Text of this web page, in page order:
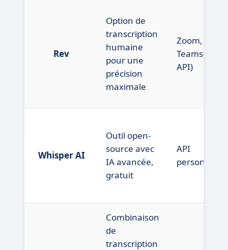
Rev
Option de
transcription
humaine
pour une
précision
maximale
Zoom,
Teams, ATS
API)
Whisper AI
Outil open-
source avec
IA avancée,
gratuit
API
Combinaison
de
transcription